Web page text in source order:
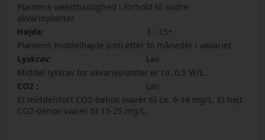
Plantens væksthastighed i forhold til andre
akvarieplanter.
Højde:
3 - 15+
Plantens middelhøjde (cm) efter to måneder i akvariet.
Lyskrav:
Lav
Middel lyskrav for akvarieplanter er ca. 0,5 W/L.
CO2 :
Lav
Et middelstort CO2-behov svarer til ca. 6-14 mg/L. Et højt
CO2-behov svarer til 15-25 mg/L.